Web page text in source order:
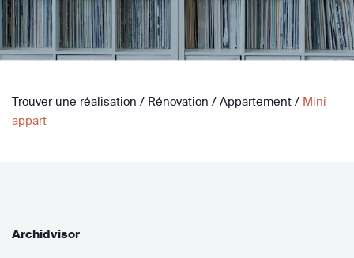
Trouver une réalisation / Rénovation / Appartement / Mini
appart
Archidvisor